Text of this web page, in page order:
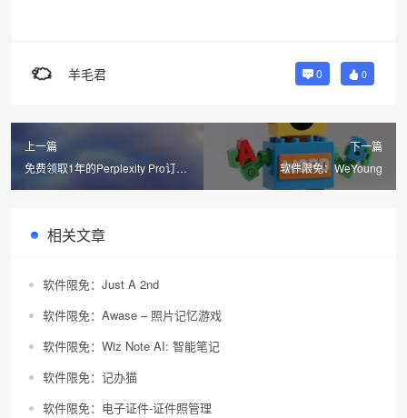
羊毛君 0 0
上一篇
免费领取1年的Perplexity Pro订阅
下一篇
软件限免：WeYoung
相关文章
软件限免：Just A 2nd
软件限免：Awase – 照片记忆游戏
软件限免：Wiz Note AI: 智能笔记
软件限免：记办猫
软件限免：电子证件-证件照管理